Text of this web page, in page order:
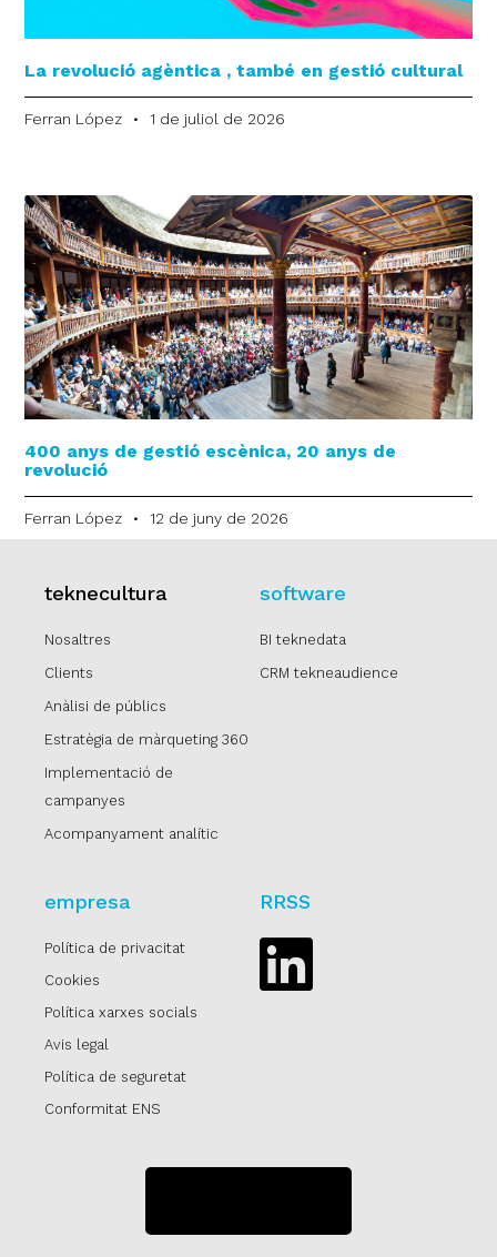
La revolució agèntica , també en gestió cultural
Ferran López 1 de juliol de 2026
400 anys de gestió escènica, 20 anys de
revolució
Ferran López 12 de juny de 2026
teknecultura
Nosaltres
Clients
Anàlisi de públics
Estratègia de màrqueting 360
Implementació de
campanyes
Acompanyament analític
software
BI teknedata
CRM tekneaudience
empresa
Política de privacitat
Cookies
Política xarxes socials
Avis legal
Política de seguretat
Conformitat ENS
RRSS